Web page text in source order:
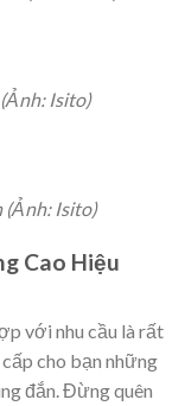
Isito)
(Ảnh: Isito)
Cao Hiệu
với nhu cầu là rất
cho bạn những
đắn. Đừng quên